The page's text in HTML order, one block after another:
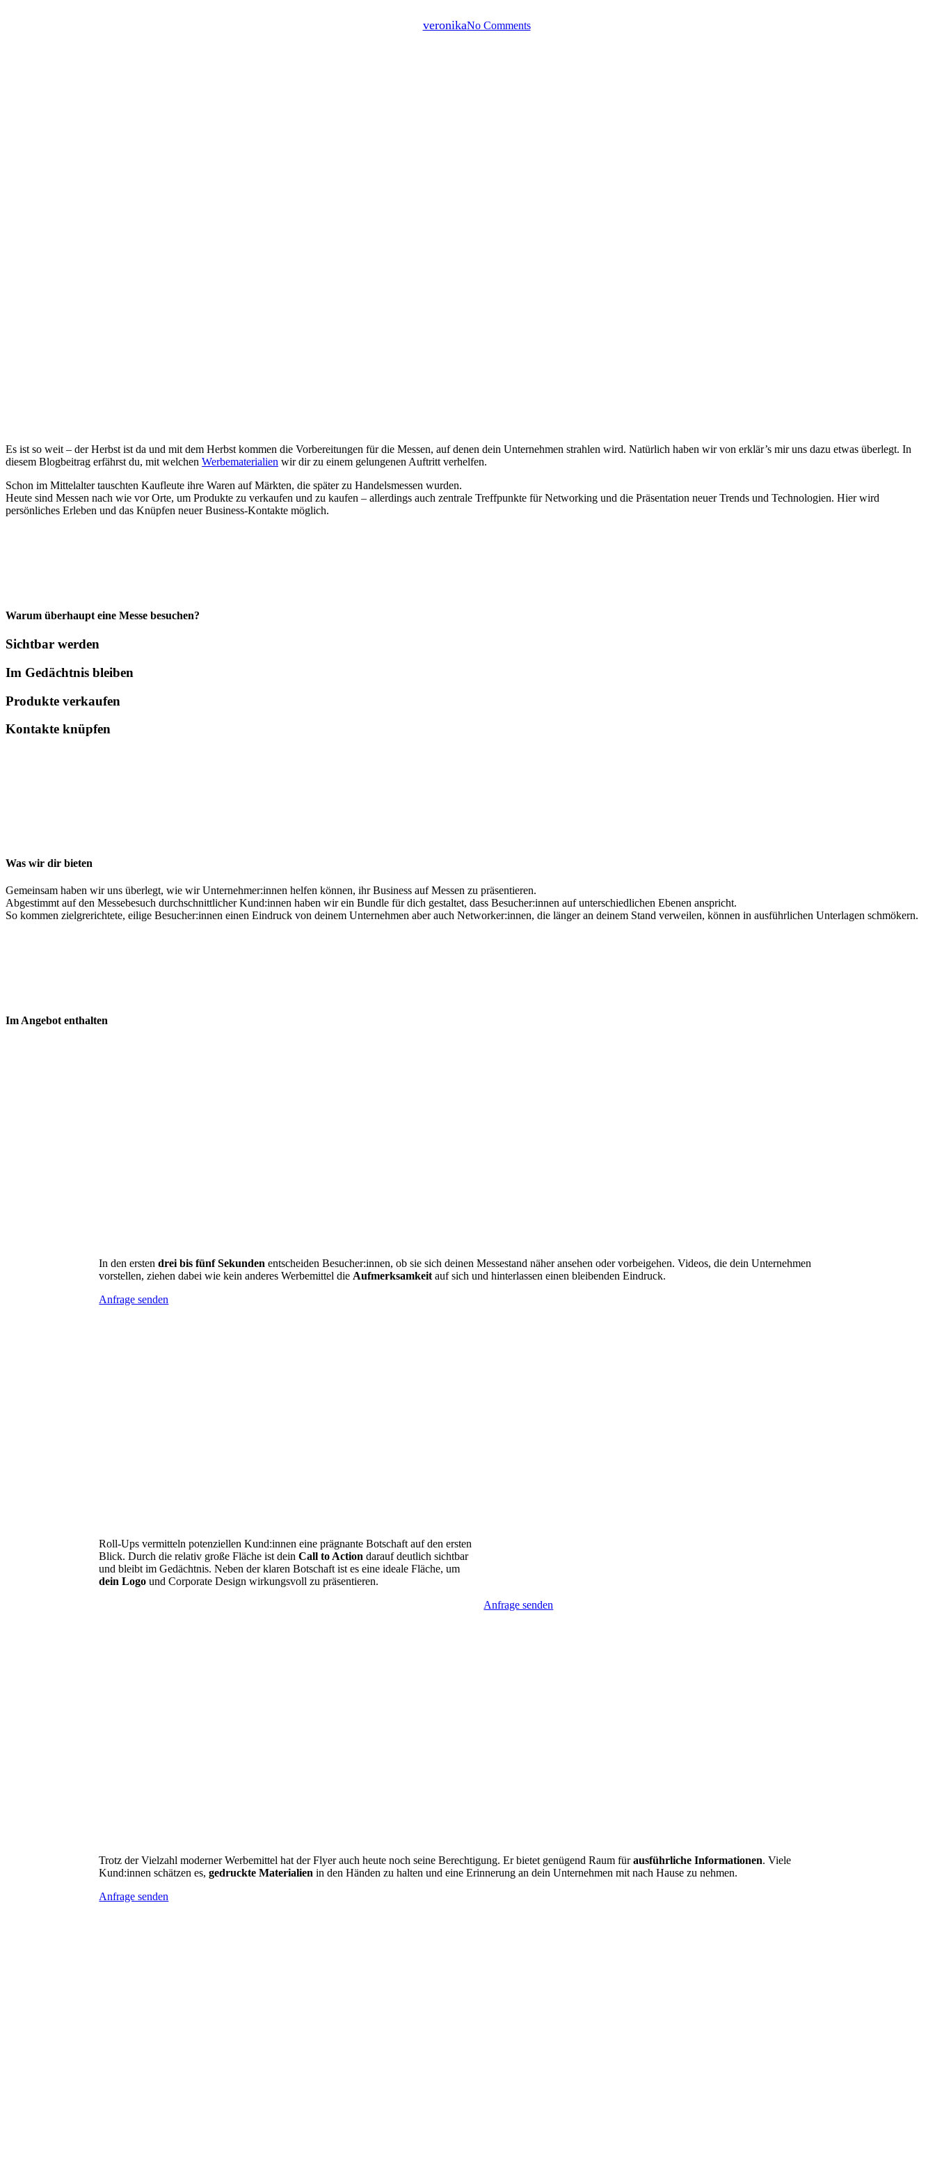
veronikaNo Comments
Es ist so weit – der Herbst ist da und mit dem Herbst kommen die Vorbereitungen für die Messen, auf denen dein Unternehmen strahlen wird. Natürlich haben wir von erklär’s mir uns dazu etwas überlegt. In
diesem Blogbeitrag erfährst du, mit welchen Werbematerialien wir dir zu einem gelungenen Auftritt verhelfen.
Schon im Mittelalter tauschten Kaufleute ihre Waren auf Märkten, die später zu Handelsmessen wurden.
Heute sind Messen nach wie vor Orte, um Produkte zu verkaufen und zu kaufen – allerdings auch zentrale Treffpunkte für Networking und die Präsentation neuer Trends und Technologien. Hier wird
persönliches Erleben und das Knüpfen neuer Business-Kontakte möglich.
Warum überhaupt eine Messe besuchen?
Sichtbar werden
Im Gedächtnis bleiben
Produkte verkaufen
Kontakte knüpfen
Was wir dir bieten
Gemeinsam haben wir uns überlegt, wie wir Unternehmer:innen helfen können, ihr Business auf Messen zu präsentieren.
Abgestimmt auf den Messebesuch durchschnittlicher Kund:innen haben wir ein Bundle für dich gestaltet, dass Besucher:innen auf unterschiedlichen Ebenen anspricht.
So kommen zielgrerichtete, eilige Besucher:innen einen Eindruck von deinem Unternehmen aber auch Networker:innen, die länger an deinem Stand verweilen, können in ausführlichen Unterlagen schmökern.
Im Angebot enthalten
In den erstendrei bis fünf Sekunden entscheiden Besucher:innen, ob sie sich deinen Messestand näher ansehen oder vorbeigehen. Videos, die dein Unternehmen
vorstellen, ziehen dabei wie kein anderes Werbemittel die Aufmerksamkeit auf sich und hinterlassen einen bleibenden Eindruck.
Anfrage senden
Roll-Ups vermitteln potenziellen Kund:innen eine prägnante Botschaft auf den ersten
Blick. Durch die relativ große Fläche ist deinCall to Action darauf deutlich sichtbar
und bleibt im Gedächtnis. Neben der klaren Botschaft ist es eine ideale Fläche, um
dein Logo und Corporate Design wirkungsvoll zu präsentieren.
Anfrage senden
Trotz der Vielzahl moderner Werbemittel hat der Flyer auch heute noch seine Berechtigung. Er bietet genügend Raum fürausführliche Informationen. Viele
Kund:innen schätzen es,gedruckte Materialien in den Händen zu halten und eine Erinnerung an dein Unternehmen mit nach Hause zu nehmen.
Anfrage senden